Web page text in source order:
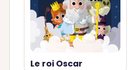
Le roi Oscar